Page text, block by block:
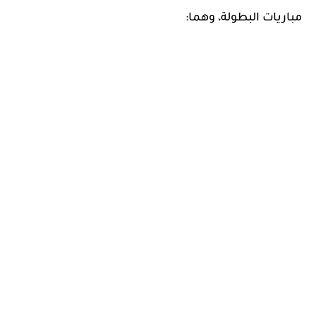
مباريات البطولة، وهما: